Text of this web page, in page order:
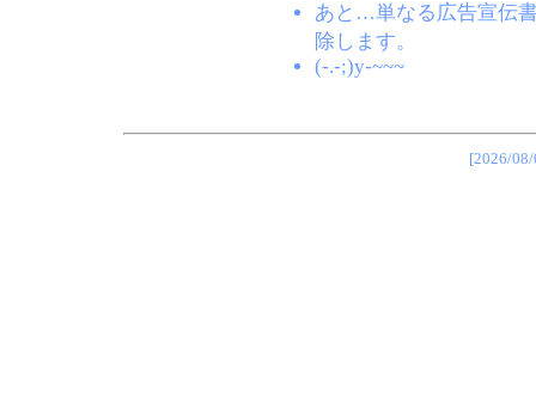
あと…単なる広告宣伝
除します。
(-.-;)y-~~~
[2026/